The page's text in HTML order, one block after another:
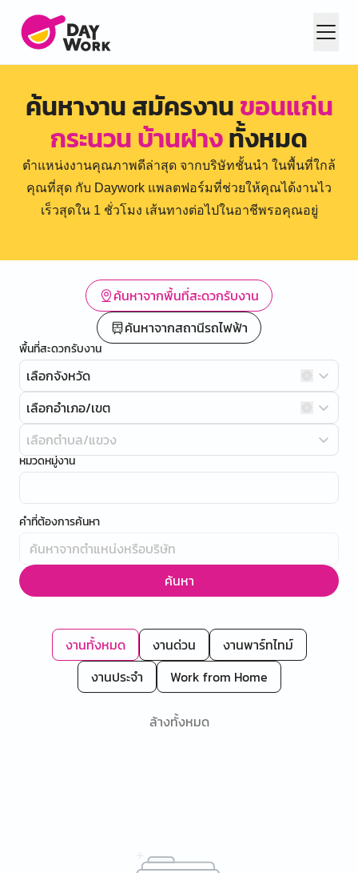
ค้นหางาน สมัครงานขอนแก่น
กระนวน บ้านฝางทั้งหมด
ตำแหน่งงานคุณภาพดีล่าสุด จากบริษัทชั้นนำ ในพื้นที่ใกล้
คุณที่สุด กับ Daywork แพลตฟอร์มที่ช่วยให้คุณได้งานไว
เร็วสุดใน 1 ชั่วโมง เส้นทางต่อไปในอาชีพรอคุณอยู่
ค้นหาจากพื้นที่สะดวกรับงาน
ค้นหาจากสถานีรถไฟฟ้า
พื้นที่สะดวกรับงาน
เลือกจังหวัด
เลือกอำเภอ/เขต
เลือกตำบล/แขวง
หมวดหมู่งาน
คำที่ต้องการค้นหา
ค้นหา
งานทั้งหมด งานด่วน
งานพาร์ทไทม์
งานประจำ
Work from Home
ล้างทั้งหมด